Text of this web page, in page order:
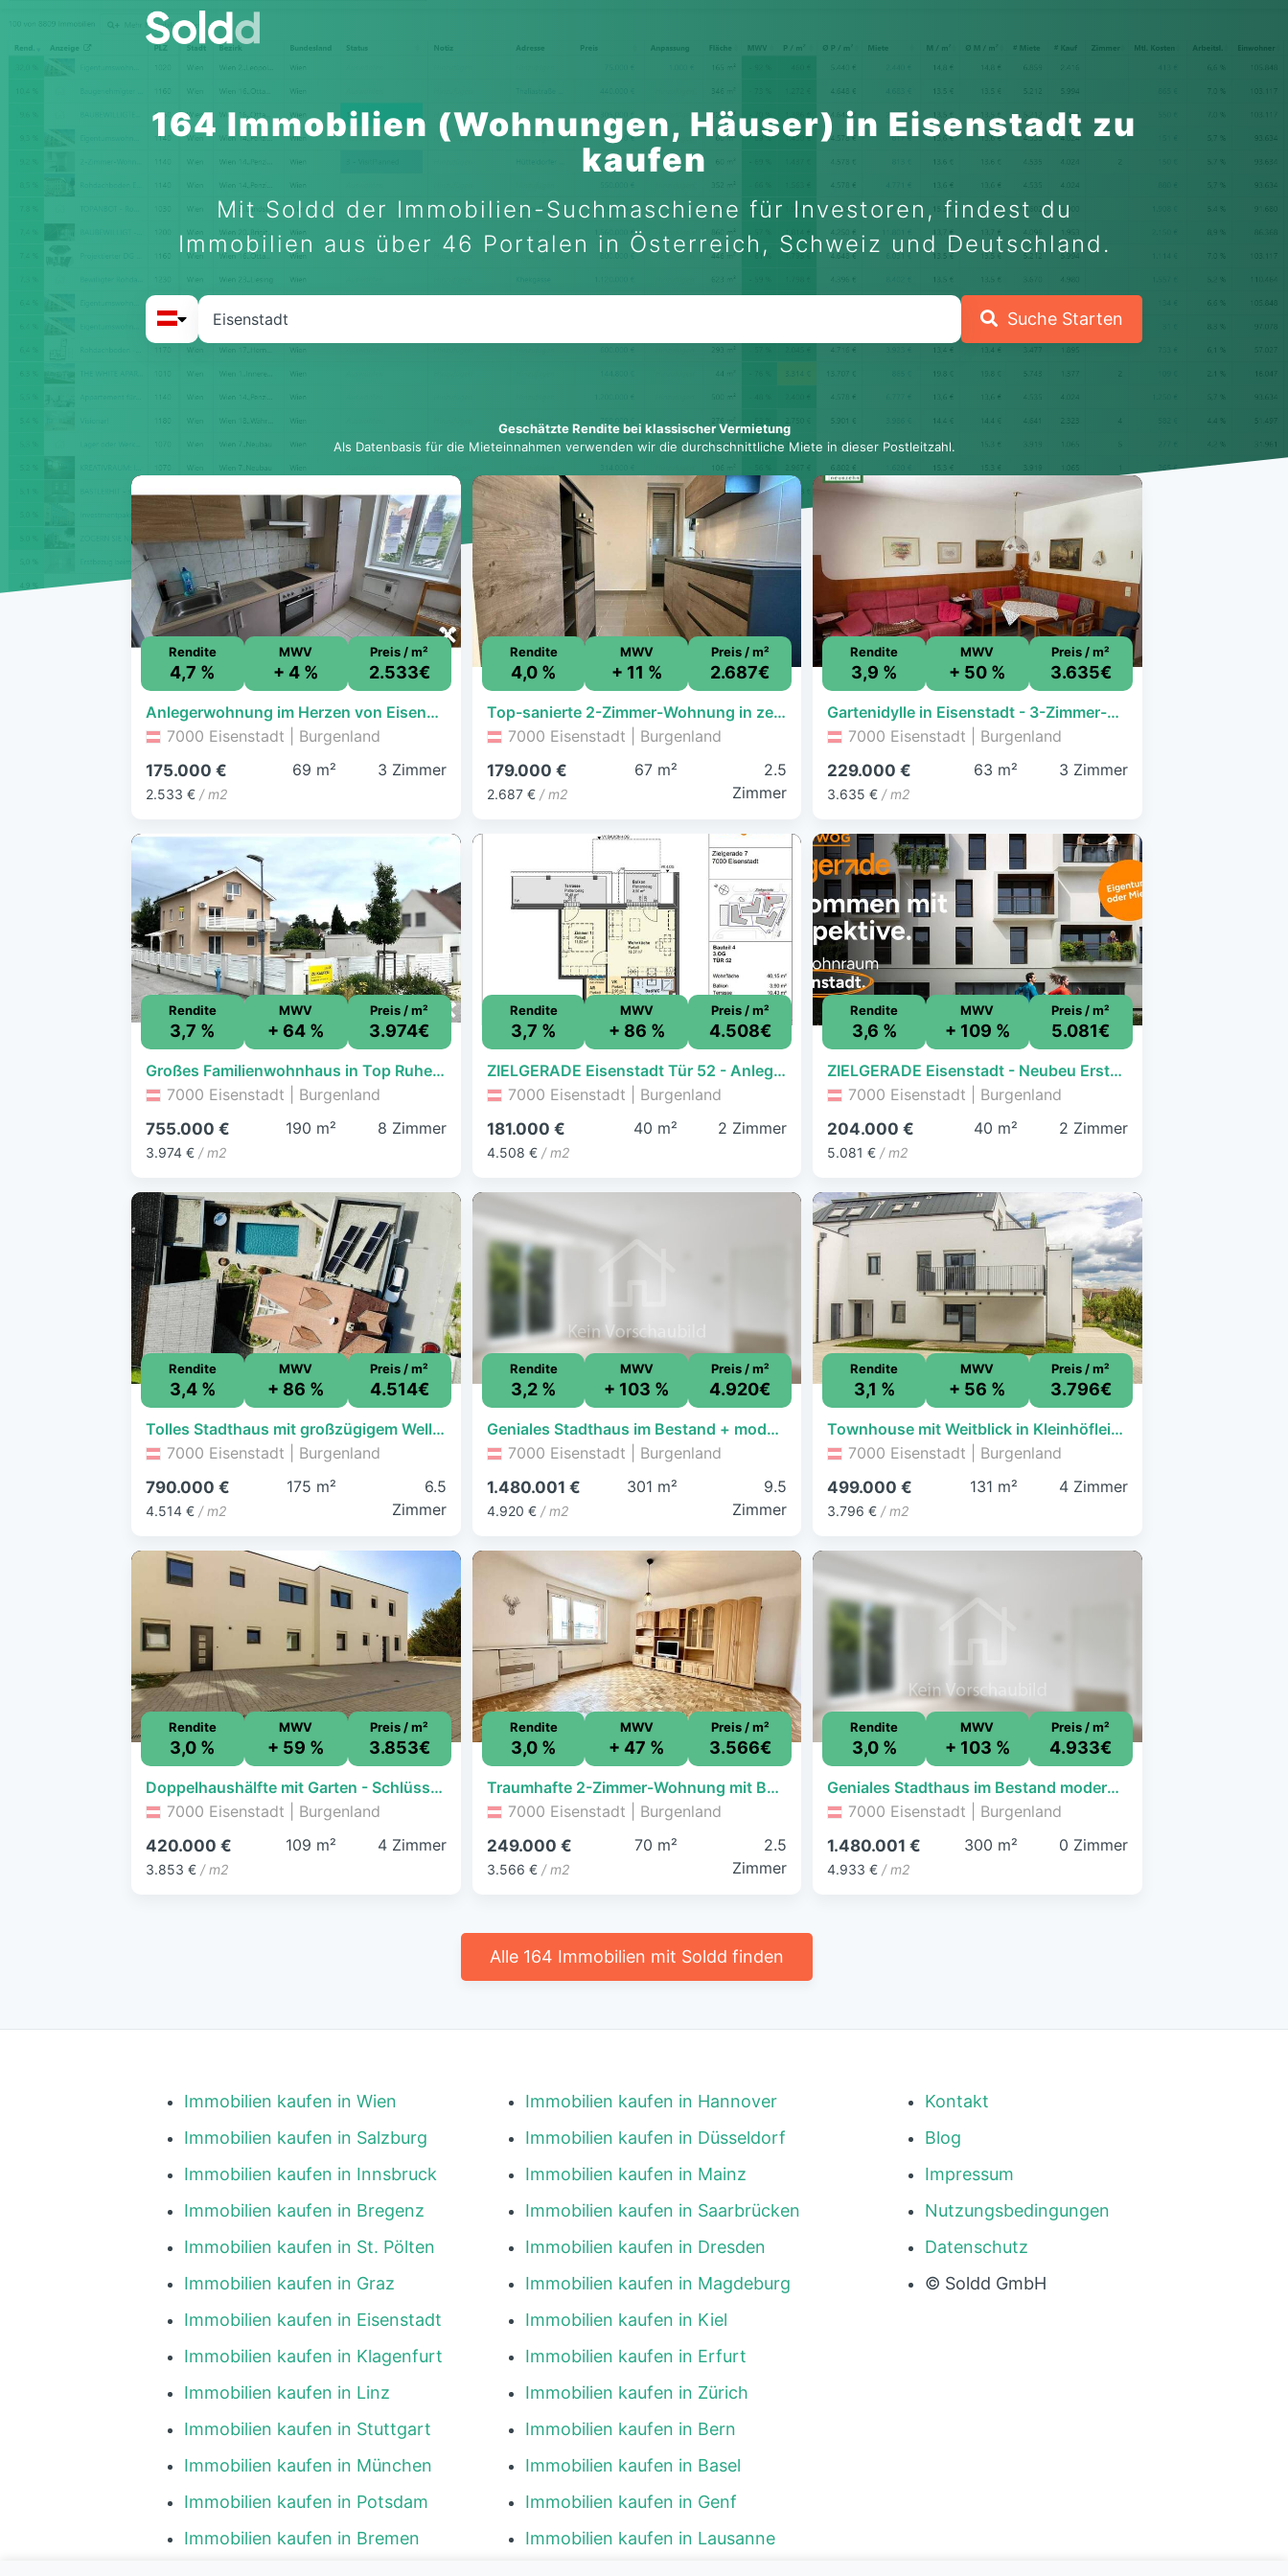
164 Immobilien (Wohnungen, Häuser) in Eisenstadt zu
kaufen
Mit Soldd der Immobilien-Suchmaschiene für Investoren, findest du
Immobilien aus über 46 Portalen in Österreich, Schweiz und Deutschland.
Suche Starten
Geschätzte Rendite bei klassischer Vermietung
Als Datenbasis für die Mieteinnahmen verwenden wir die durchschnittliche Miete in dieser Postleitzahl.
Rendite
4,7 %
MWV
+ 4 %
Preis / m²
2.533€
Anlegerwohnung im Herzen von Eisenstadt
7000 Eisenstadt | Burgenland
175.000 €
2.533 € / m2
69 m² 3 Zimmer
Rendite
4,0 %
MWV
+ 11 %
Preis / m²
2.687€
Top-sanierte 2-Zimmer-Wohnung in zentraler Lage von Eisenstadt – ideal zur Vermietung oder Eigennutzung
7000 Eisenstadt | Burgenland
179.000 €
2.687 €/ m2
67 m²
2.5
Zimmer
Rendite
3,9 %
MWV
+ 50 %
Preis / m²
3.635€
Gartenidylle in Eisenstadt - 3-Zimmer-Eigentumswohnung mit Weitblick ins Grüne
7000 Eisenstadt | Burgenland
229.000 €
3.635 € / m2
63 m² 3 Zimmer
Rendite
3,7 %
MWV
+ 64 %
Preis / m²
3.974€
Großes Familienwohnhaus in Top Ruhelage mit Ausblick in Eisenstadt
7000 Eisenstadt | Burgenland
755.000 €
3.974 € / m2
190 m² 8 Zimmer
Rendite
3,7 %
MWV
+ 86 %
Preis / m²
4.508€
ZIELGERADE Eisenstadt Tür 52 - Anlegerwohnung mit Vertriebs-Service für Anleger
7000 Eisenstadt | Burgenland
181.000 €
4.508 €/ m2
40 m² 2 Zimmer
Rendite
3,6 %
MWV
+ 109 %
Preis / m²
5.081€
ZIELGERADE Eisenstadt - Neubeu Erstbezug ab Sommer 2028 - 2 Zimmer mit Balkon
7000 Eisenstadt | Burgenland
204.000 €
5.081 € / m2
40 m² 2 Zimmer
Rendite
3,4 %
MWV
+ 86 %
Preis / m²
4.514€
Tolles Stadthaus mit großzügigem Wellnessbereich . alles neuwertig & am neuesten Stand der Technik! (zusätzliches Büro/Lager mit ca. 120m²)
7000 Eisenstadt | Burgenland
790.000 €
4.514 € / m2
175 m²
6.5
Zimmer
Rendite
3,2 %
MWV
+ 103 %
Preis / m²
4.920€
Geniales Stadthaus im Bestand + moderner Neubau mit ca. 134m² Wnfl. gleich gegenüber. (genehmigt & mit ca. 12Monaten Bauzeit)! - JETZT ZUSCHLAGEN
7000 Eisenstadt | Burgenland
1.480.001 €
4.920 €/ m2
301 m²
9.5
Zimmer
Rendite
3,1 %
MWV
+ 56 %
Preis / m²
3.796€
Townhouse mit Weitblick in Kleinhöflein - Schlüsselfertig inkl. PP - Neubau
7000 Eisenstadt | Burgenland
499.000 €
3.796 € / m2
131 m² 4 Zimmer
Rendite
3,0 %
MWV
+ 59 %
Preis / m²
3.853€
Doppelhaushälfte mit Garten - Schlüsselfertig - Neubau
7000 Eisenstadt | Burgenland
420.000 €
3.853 € / m2
109 m² 4 Zimmer
Rendite
3,0 %
MWV
+ 47 %
Preis / m²
3.566€
Traumhafte 2-Zimmer-Wohnung mit Balkon und Lift – zentrumsnah & ruhig, Bahnstraße 16-18, Eisenstadt
7000 Eisenstadt | Burgenland
249.000 €
3.566 €/ m2
70 m²
2.5
Zimmer
Rendite
3,0 %
MWV
+ 103 %
Preis / m²
4.933€
Geniales Stadthaus im Bestand moderner Neubau mit ca. 134m² Wnfl. gleich gegenüber. (genehmigt & mit ca. 12Monaten Bauzeit)! - JETZT ZUSCHLAGEN
7000 Eisenstadt | Burgenland
1.480.001 €
4.933 € / m2
300 m² 0 Zimmer
Alle 164 Immobilien mit Soldd finden
Immobilien kaufen in Wien
Immobilien kaufen in Salzburg
Immobilien kaufen in Innsbruck
Immobilien kaufen in Bregenz
Immobilien kaufen in St. Pölten
Immobilien kaufen in Graz
Immobilien kaufen in Eisenstadt
Immobilien kaufen in Klagenfurt
Immobilien kaufen in Linz
Immobilien kaufen in Stuttgart
Immobilien kaufen in München
Immobilien kaufen in Potsdam
Immobilien kaufen in Bremen
Immobilien kaufen in Hannover
Immobilien kaufen in Düsseldorf
Immobilien kaufen in Mainz
Immobilien kaufen in Saarbrücken
Immobilien kaufen in Dresden
Immobilien kaufen in Magdeburg
Immobilien kaufen in Kiel
Immobilien kaufen in Erfurt
Immobilien kaufen in Zürich
Immobilien kaufen in Bern
Immobilien kaufen in Basel
Immobilien kaufen in Genf
Immobilien kaufen in Lausanne
Kontakt
Blog
Impressum
Nutzungsbedingungen
Datenschutz
© Soldd GmbH